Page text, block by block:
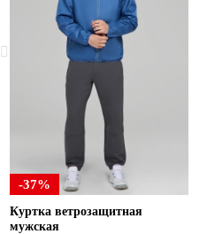
-37%
Куртка ветрозащитная
мужская